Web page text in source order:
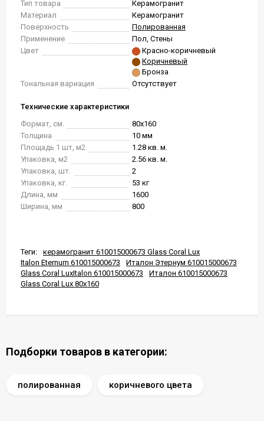
Тип товара
Керамогранит
Материал
Керамогранит
Поверхность
Полированная
Применение
Пол, Стены
Цвет
Красно-коричневый
Коричневый
Бронза
Тональная вариация
Отсутствует
Технические характеристики
Формат, см.
80x160
Толщина
10 мм
Площадь 1 шт, м2
1.28 кв. м.
Упаковка, м2
2.56 кв. м.
Упаковка, шт.
2
Упаковка, кг.
53 кг
Длина, мм
1600
Ширина, мм
800
Теги:
керамогранит 610015000673 Glass Coral Lux
Italon Eternum 610015000673
Италон Этернум 610015000673
Glass Coral LuxItalon 610015000673
Италон 610015000673
Glass Coral Lux 80x160
Подборки товаров в категории:
полированная коричневого цвета